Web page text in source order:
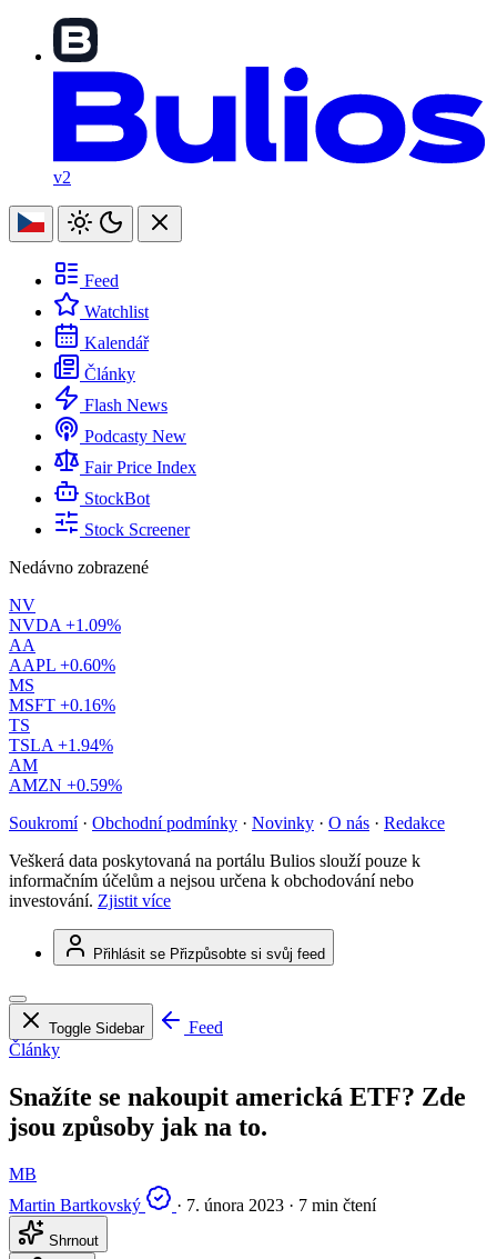
v2
Feed
Watchlist
Kalendář
Články
Flash News
Podcasty New
Fair Price Index
StockBot
Stock Screener
Nedávno zobrazené
NV
NVDA +1.09%
AA
AAPL +0.60%
MS
MSFT +0.16%
TS
TSLA +1.94%
AM
AMZN +0.59%
Soukromí · Obchodní podmínky · Novinky · O nás · Redakce
Veškerá data poskytovaná na portálu Bulios slouží pouze k
informačním účelům a nejsou určena k obchodování nebo
investování. Zjistit více
Přihlásit se Přizpůsobte si svůj feed
Toggle Sidebar
Feed
Články
Snažíte se nakoupit americká ETF? Zde
jsou způsoby jak na to.
MB
Martin Bartkovský
· 7. února 2023 · 7 min čtení
Shrnout